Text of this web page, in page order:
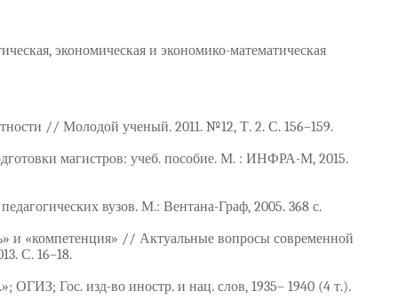
экономическая и экономико-математическая
// Молодой ученый. 2011. №12, Т. 2. С. 156–159.
магистров: учеб. пособие. М. : ИНФРА-М, 2015.
вузов. М.: Вентана-Граф, 2005. 368 с.
и «компетенция» // Актуальные вопросы современной
С. 16–18.
Гос. изд-во иностр. и нац. слов, 1935– 1940 (4 т.).